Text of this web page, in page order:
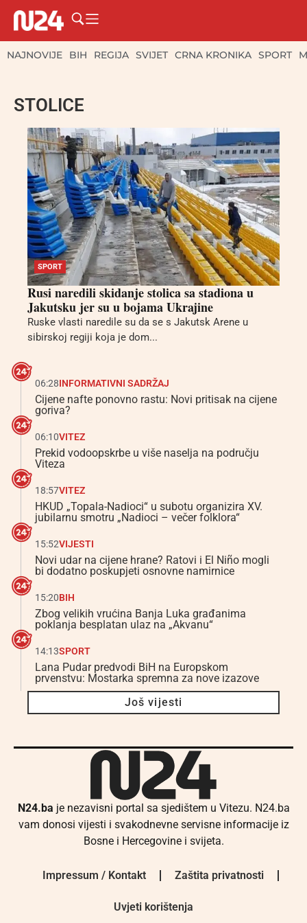
NAJNOVIJE BIH REGIJA SVIJET CRNA KRONIKA SPORT
STOLICE
SPORT
Rusi naredili skidanje stolica sa stadiona u
Jakutsku jer su u bojama Ukrajine
Ruske vlasti naredile su da se s Jakutsk Arene u
sibirskoj regiji koja je dom...
06:28INFORMATIVNI SADRŽAJ
Cijene nafte ponovno rastu: Novi pritisak na cijene
goriva?
06:10VITEZ
Prekid vodoopskrbe u više naselja na području
Viteza
18:57VITEZ
HKUD „Topala-Nadioci“ u subotu organizira XV.
jubilarnu smotru „Nadioci – večer folklora“
15:52VIJESTI
Novi udar na cijene hrane? Ratovi i El Niño mogli
bi dodatno poskupjeti osnovne namirnice
15:20BIH
Zbog velikih vrućina Banja Luka građanima
poklanja besplatan ulaz na „Akvanu“
14:13SPORT
Lana Pudar predvodi BiH na Europskom
prvenstvu: Mostarka spremna za nove izazove
Još vijesti
N24.ba je nezavisni portal sa sjedištem u Vitezu. N24.ba
vam donosi vijesti i svakodnevne servisne informacije iz
Bosne i Hercegovine i svijeta.
Impressum / Kontakt Zaštita privatnosti
Uvjeti korištenja